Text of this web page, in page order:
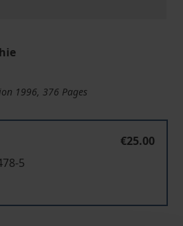
1996, 376 Pages
€25.00
5